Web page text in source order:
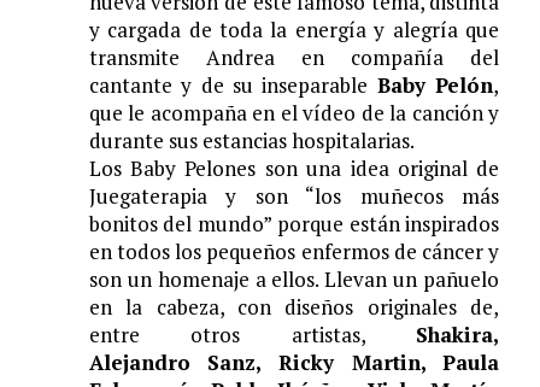
y cargada de toda la energía y alegría que
transmite Andrea en compañía del
cantante y de su inseparable Baby Pelón,
que le acompaña en el vídeo de la canción y
durante sus estancias hospitalarias.
Los Baby Pelones son una idea original de
Juegaterapia y son “los muñecos más
bonitos del mundo” porque están inspirados
en todos los pequeños enfermos de cáncer y
son un homenaje a ellos. Llevan un pañuelo
en la cabeza, con diseños originales de,
entre otros artistas, Shakira,
Alejandro Sanz, Ricky Martin, Paula